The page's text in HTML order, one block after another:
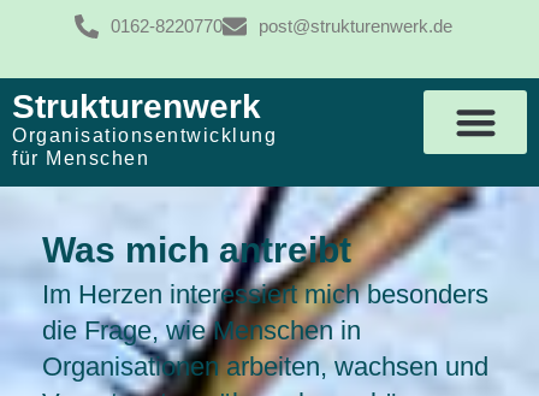
0162-8220770 post@strukturenwerk.de
Strukturenwerk
Organisationsentwicklung
für Menschen
Was mich antreibt
Im Herzen interessiert mich besonders
die Frage, wie Menschen in
Organisationen arbeiten, wachsen und